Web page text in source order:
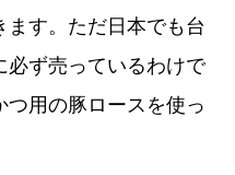
ます。ただ日本でも台
必ず売っているわけで
用の豚ロースを使っ